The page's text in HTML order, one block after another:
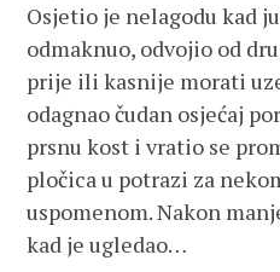
Osjetio je nelagodu kad
odmaknuo, odvojio od
prije ili kasnije morati
odagnao čudan osjećaj
prsnu kost i vratio se
pločica u potrazi za
uspomenom. Nakon
kad je ugledao…